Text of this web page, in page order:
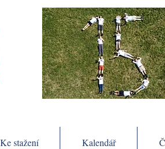
Ke stažení Kalendář